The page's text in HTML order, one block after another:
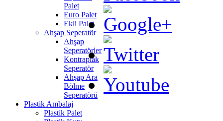
Palet
Euro Palet
Ekli Palet
Ahşap Seperatör
Ahşap
Seperatörler
Kontraplak
Seperatör
Ahşap Ara
Bölme
Seperatörü
Plastik Ambalaj
Plastik Palet